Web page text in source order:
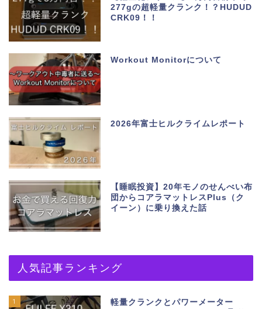
277gの超軽量クランク！？HUDUD
CRK09！！
Workout Monitorについて
2026年富士ヒルクライムレポート
【睡眠投資】20年モノのせんべい布
団からコアラマットレスPlus（ク
イーン）に乗り換えた話
人気記事ランキング
1
軽量クランクとパワーメーター